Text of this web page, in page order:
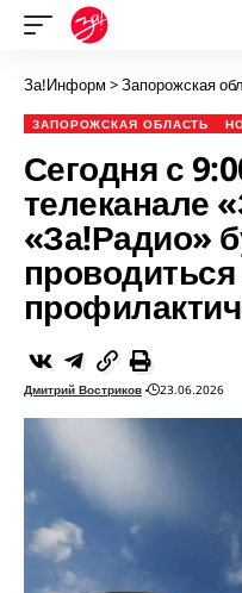
За!Информ >Запорожская
ЗАПОРОЖСКАЯ ОБЛАСТЬ
Сегодня с
телеканале
«За!Радио»
Дмитрий Востриков 23.06.2026